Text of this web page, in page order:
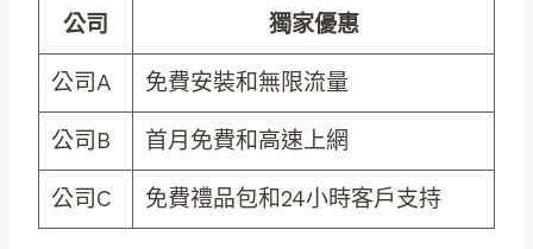
公司 獨家優惠
公司A 免費安裝和無限流量
公司B 首月免費和高速上網
公司C 免費禮品包和24小時客戶支持